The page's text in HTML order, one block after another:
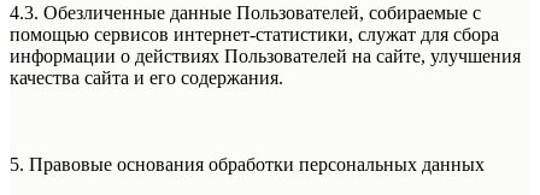
4.3. Обезличенные данные Пользователей, собираемые с
помощью сервисов интернет-статистики, служат для сбора
информации о действиях Пользователей на сайте, улучшения
качества сайта и его содержания.
5. Правовые основания обработки персональных данных